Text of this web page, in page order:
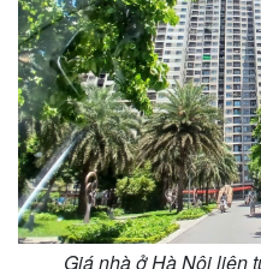
Giá nhà ở Hà Nội liên